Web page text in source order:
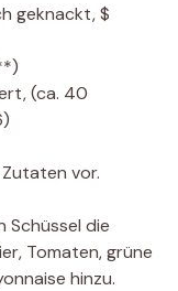
geknackt, $
(ca. 40
vor.
Schüssel die
Tomaten, grüne
hinzu.